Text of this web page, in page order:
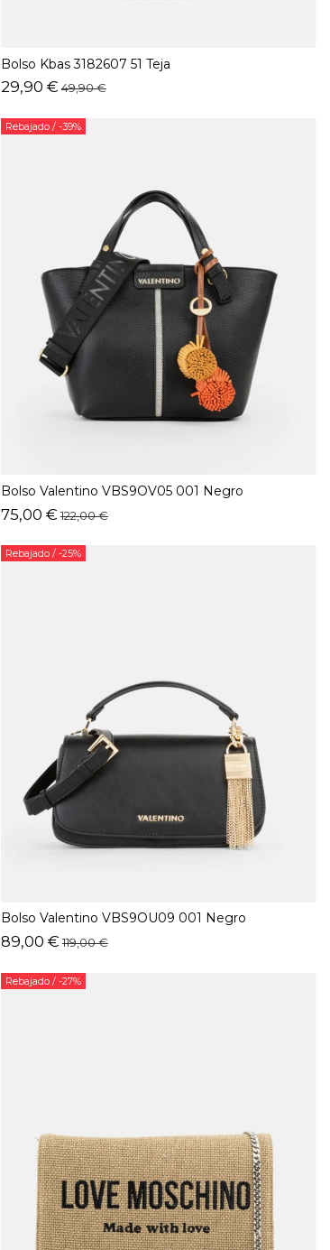
Bolso Kbas 3182607 51 Teja
29,90 € 49,90 €
Rebajado / -39%
Bolso Valentino VBS9OV05 001 Negro
75,00 € 122,00 €
Rebajado / -25%
Bolso Valentino VBS9OU09 001 Negro
89,00 € 119,00 €
Rebajado / -27%